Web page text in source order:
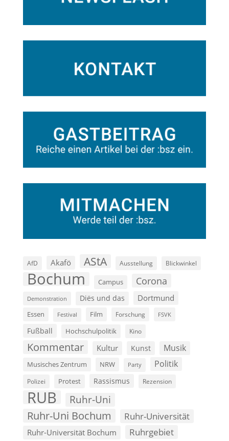
AfD Akafö AStA Ausstellung Blickwinkel
Bochum Campus Corona
Demonstration Diës und das Dortmund
Essen Festival Film Forschung FSVK
Fußball Hochschulpolitik Kino
Kommentar Kultur Kunst Musik
Musisches Zentrum NRW Party Politik
Polizei Protest Rassismus Rezension
RUB Ruhr-Uni
Ruhr-Uni Bochum Ruhr-Universität
Ruhr-Universität Bochum Ruhrgebiet